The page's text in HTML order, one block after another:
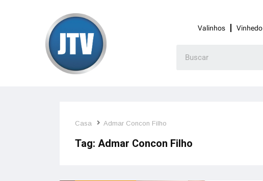
Valinhos Vinhedo
Casa Admar Concon Filho
Tag: Admar Concon Filho